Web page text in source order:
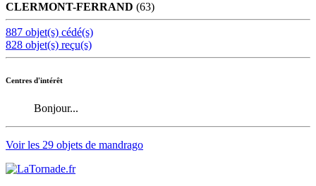
CLERMONT-FERRAND (63)
887 objet(s) cédé(s)
828 objet(s) reçu(s)
Centres d'intérêt
Bonjour...
Voir les 29 objets de mandrago